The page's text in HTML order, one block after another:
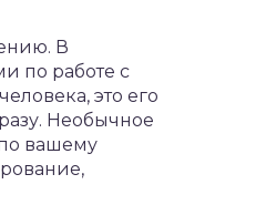
В
по работе с
это его
Необычное
вашему